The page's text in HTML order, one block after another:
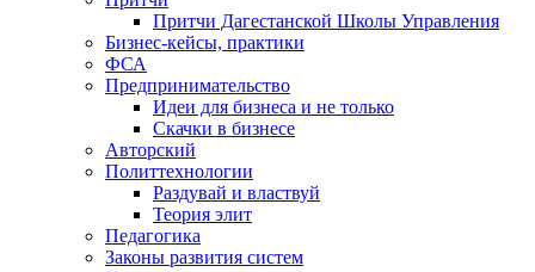
Притчи Дагестанской Школы Управления
Бизнес-кейсы, практики
ФСА
Предпринимательство
Идеи для бизнеса и не только
Скачки в бизнесе
Авторский
Политтехнологии
Раздувай и властвуй
Теория элит
​Педагогика
Законы развития систем